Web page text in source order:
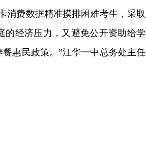
消费数据精准摸排困难考生，采取
的经济压力，又避免公开资助给学
惠民政策。”江华一中总务处主任